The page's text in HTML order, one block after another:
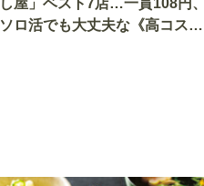
ソロ活でも大丈夫な《高コスパ